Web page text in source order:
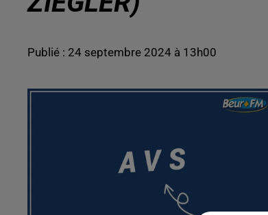
Publié : 24 septembre 2024 à 13h00